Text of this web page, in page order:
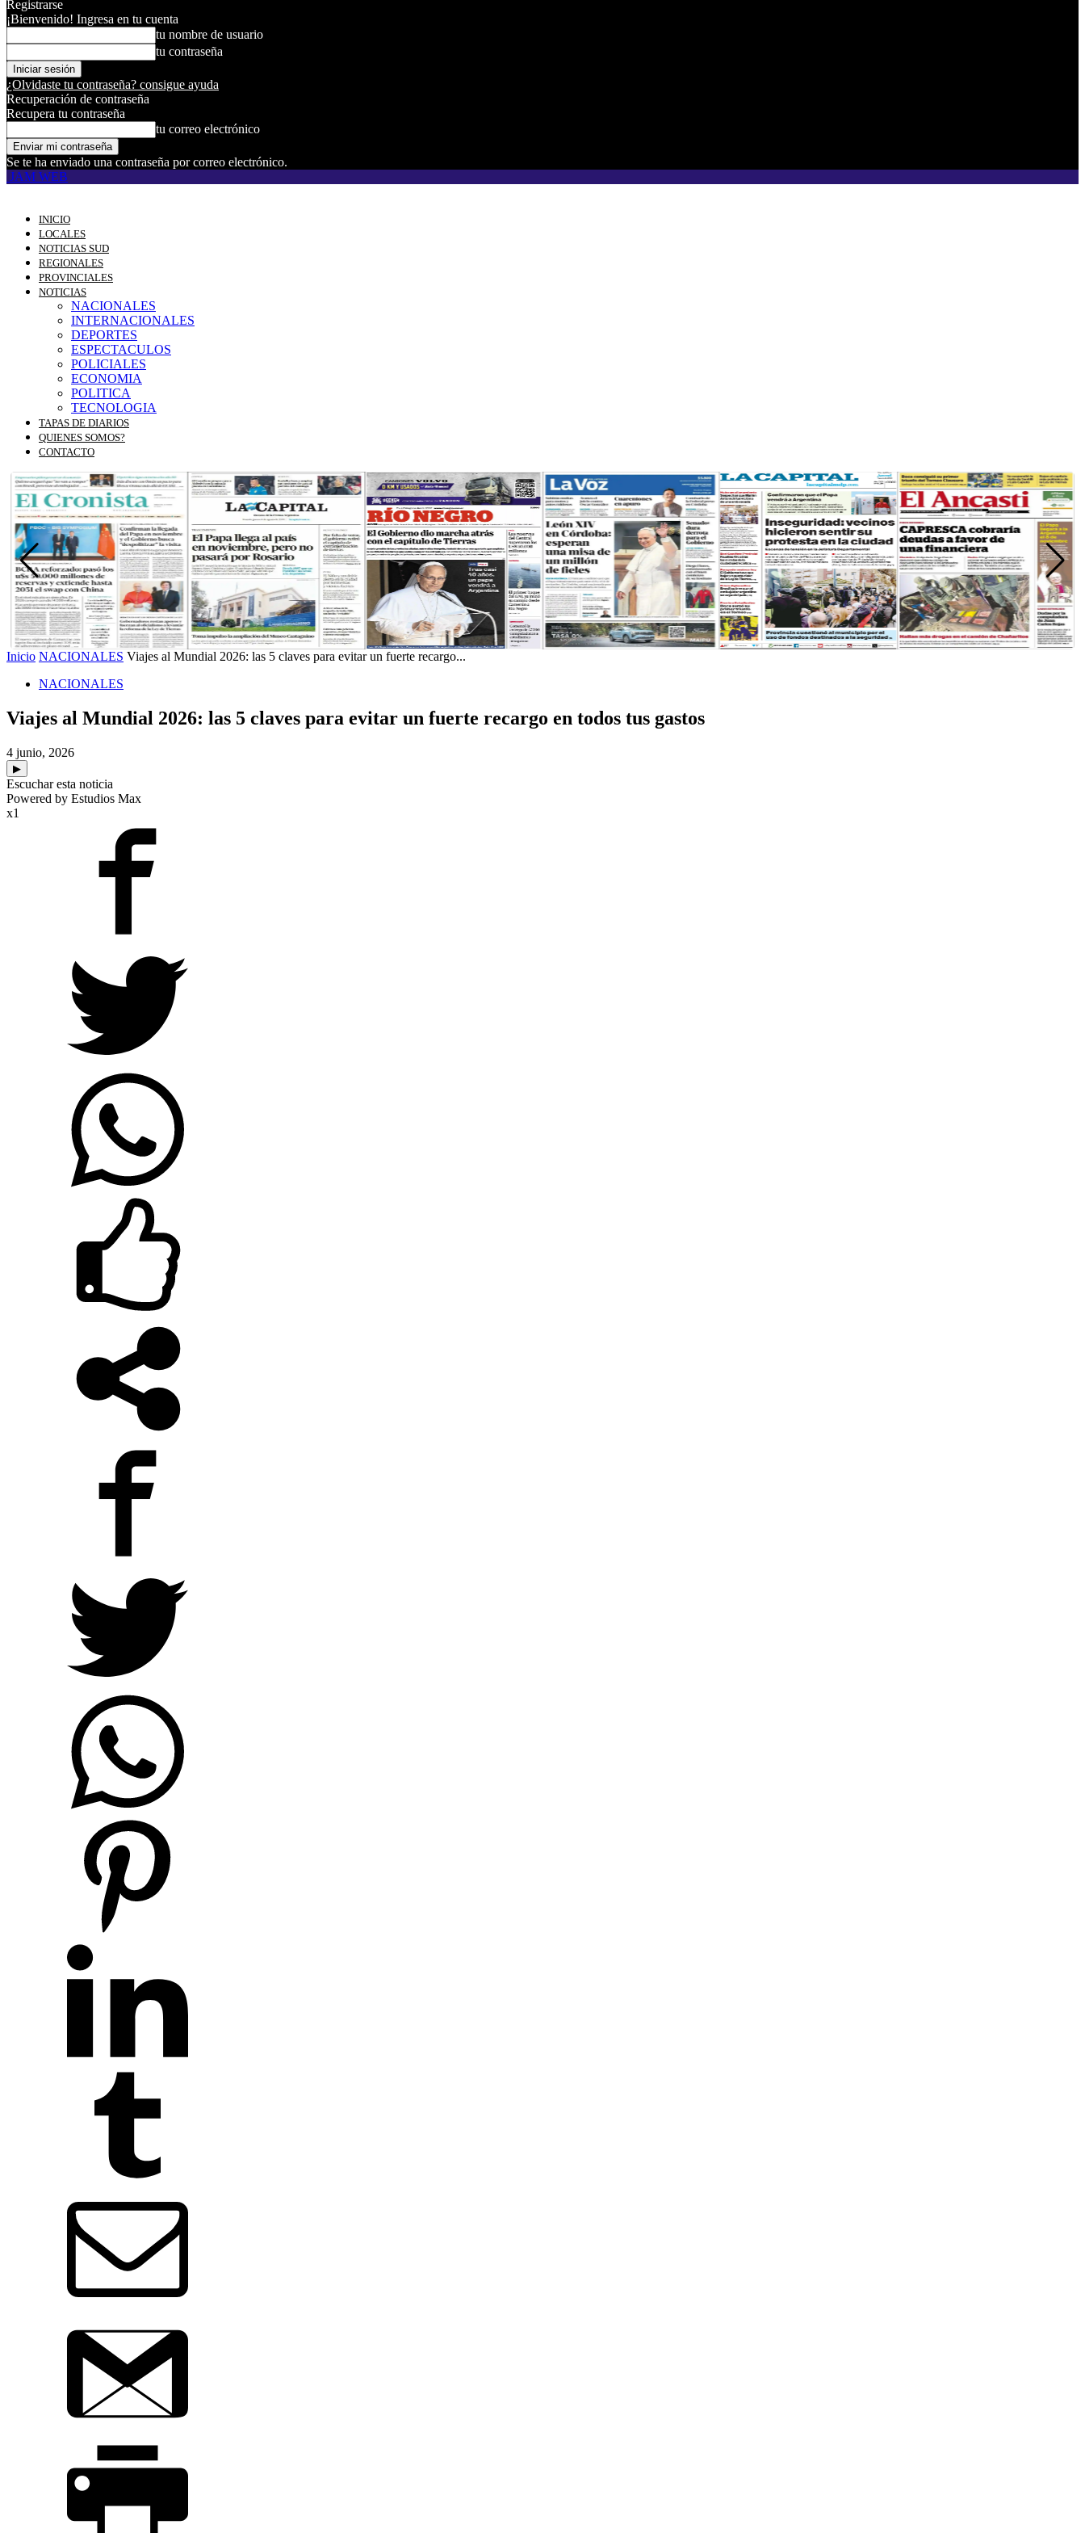
Registrarse
¡Bienvenido! Ingresa en tu cuenta
tu nombre de usuario
tu contraseña
¿Olvidaste tu contraseña? consigue ayuda
Recuperación de contraseña
Recupera tu contraseña
tu correo electrónico
Se te ha enviado una contraseña por correo electrónico.
JAM WEB
INICIO
LOCALES
NOTICIAS SUD
REGIONALES
PROVINCIALES
NOTICIAS
NACIONALES
INTERNACIONALES
DEPORTES
ESPECTACULOS
POLICIALES
ECONOMIA
POLITICA
TECNOLOGIA
TAPAS DE DIARIOS
QUIENES SOMOS?
CONTACTO
Inicio NACIONALES Viajes al Mundial 2026: las 5 claves para evitar un fuerte recargo...
NACIONALES
Viajes al Mundial 2026: las 5 claves para evitar un fuerte recargo en todos tus gastos
4 junio, 2026
▶
Escuchar esta noticia
Powered by Estudios Max
x1